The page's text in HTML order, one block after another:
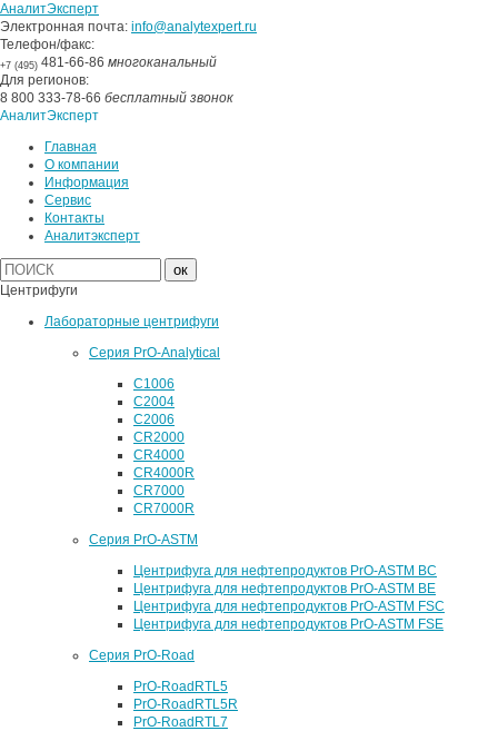
АналитЭксперт
Электронная почта: info@analytexpert.ru
Телефон/факс:
+7 (495) 481-66-86 многоканальный
Для регионов:
8 800 333-78-66 бесплатный звонок
АналитЭксперт
Главная
О компании
Информация
Сервис
Контакты
Аналитэксперт
Центрифуги
Лабораторные центрифуги
Серия PrO-Analytical
C1006
C2004
C2006
CR2000
CR4000
CR4000R
CR7000
CR7000R
Серия PrO-ASTM
Центрифуга для нефтепродуктов PrO-ASTM BC
Центрифуга для нефтепродуктов PrO-ASTM BE
Центрифуга для нефтепродуктов PrO-ASTM FSC
Центрифуга для нефтепродуктов PrO-ASTM FSE
Серия PrO-Road
PrO-RoadRTL5
PrO-RoadRTL5R
PrO-RoadRTL7